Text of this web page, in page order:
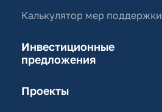
Калькулятор мер поддержки
Инвестиционные
предложения
Проекты